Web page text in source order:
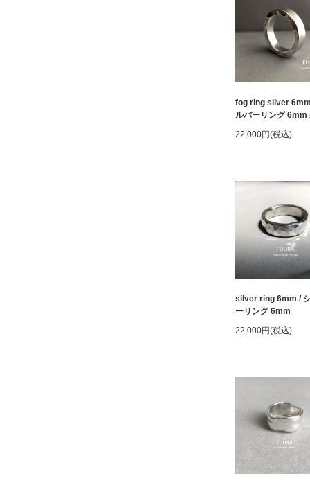
fog ring silver
ルバーリング 6mm
22,000円(税込)
silver ring 6mm /
ーリング 6mm
22,000円(税込)